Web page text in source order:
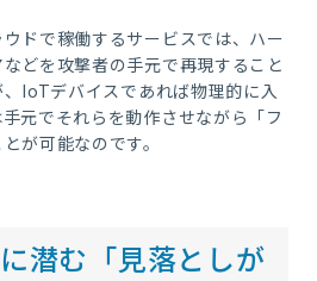
ドで稼働するサービスでは、ハー
どを攻撃者の手元で再現すること
IoTデバイスであれば物理的に入
元でそれらを動作させながら「フ
が可能なのです。
潜む「見落としが